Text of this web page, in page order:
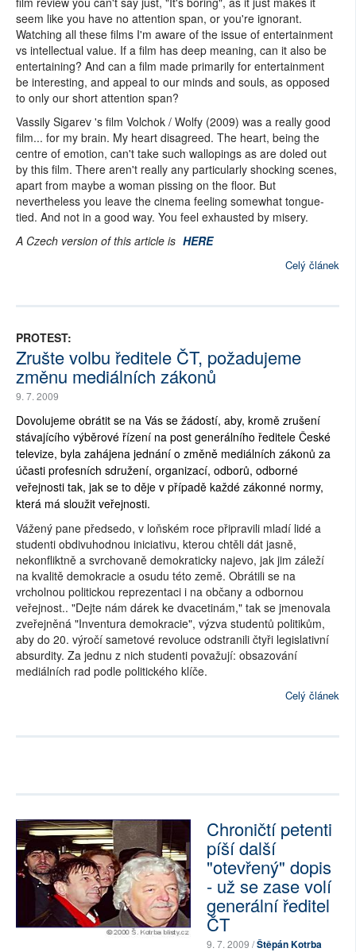
seem like you have no attention span, or you're ignorant.
Watching all these films I'm aware of the issue of entertainment
vs intellectual value. If a film has deep meaning, can it also be
entertaining? And can a film made primarily for entertainment
be interesting, and appeal to our minds and souls, as opposed
to only our short attention span?
Vassily Sigarev 's film Volchok / Wolfy (2009) was a really good
film... for my brain. My heart disagreed. The heart, being the
centre of emotion, can't take such wallopings as are doled out
by this film. There aren't really any particularly shocking scenes,
apart from maybe a woman pissing on the floor. But
nevertheless you leave the cinema feeling somewhat tongue-
tied. And not in a good way. You feel exhausted by misery.
A Czech version of this article is HERE
Celý článek
PROTEST:
Zrušte volbu ředitele ČT, požadujeme
změnu mediálních zákonů
9. 7. 2009
Dovolujeme obrátit se na Vás se žádostí, aby, kromě zrušení
stávajícího výběrové řízení na post generálního ředitele České
televize, byla zahájena jednání o změně mediálních zákonů za
účasti profesních sdružení, organizací, odborů, odborné
veřejnosti tak, jak se to děje v případě každé zákonné normy,
která má sloužit veřejnosti.
Vážený pane předsedo, v loňském roce připravili mladí lidé a
studenti obdivuhodnou iniciativu, kterou chtěli dát jasně,
nekonfliktně a svrchovaně demokraticky najevo, jak jim záleží
na kvalitě demokracie a osudu této země. Obrátili se na
vrcholnou politickou reprezentaci i na občany a odbornou
veřejnost.. "Dejte nám dárek ke dvacetinám," tak se jmenovala
zveřejněná "Inventura demokracie", výzva studentů politikům,
aby do 20. výročí sametové revoluce odstranili čtyři legislativní
absurdity. Za jednu z nich studenti považují: obsazování
mediálních rad podle politického klíče.
Celý článek
Chroničtí petenti
píší další
"otevřený" dopis
- už se zase volí
generální ředitel
ČT
9. 7. 2009 /Štěpán Kotrba